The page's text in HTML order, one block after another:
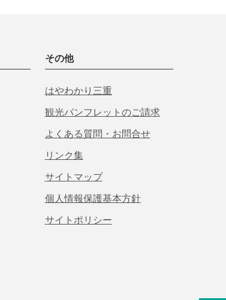
その他
はやわかり三重
観光パンフレットのご請求
よくある質問・お問合せ
リンク集
サイトマップ
個人情報保護基本方針
サイトポリシー